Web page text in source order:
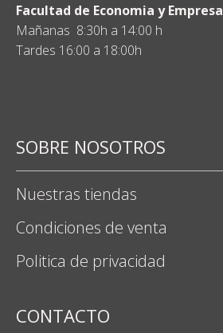
Facultad de Economia y Empresa
Mañanas 8:30h a 14:00 h
Tardes 16:00 a 18:00h
SOBRE NOSOTROS
Nuestras tiendas
Condiciones de venta
Politica de privacidad
CONTACTO